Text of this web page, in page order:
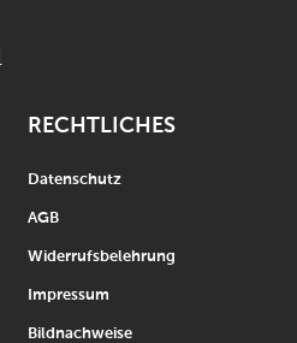
RECHTLICHES
Datenschutz
AGB
Widerrufsbelehrung
Impressum
Bildnachweise